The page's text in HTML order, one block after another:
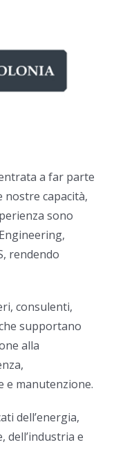
a far parte
nostre capacità,
sono
rendendo
consulenti,
supportano
alla
e manutenzione.
dell’energia,
e